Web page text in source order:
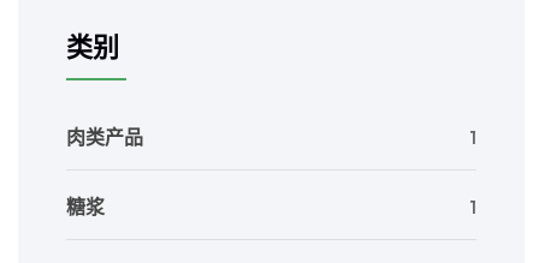
类别
肉类产品 1
糖浆 1